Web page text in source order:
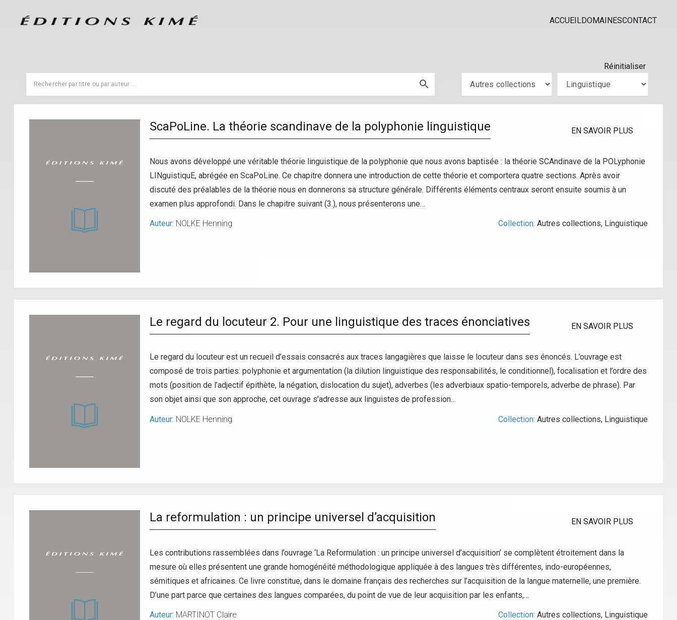
ACCUEILDOMAINESCONTACT
Réinitialiser
ScaPoLine. La théorie scandinave de la polyphonie linguistique EN SAVOIR PLUS
Nous avons développé une véritable théorie linguistique de la polyphonie que nous avons baptisée : la théorie SCAndinave de la POLyphonie
LINguistiquE, abrégée en ScaPoLine. Ce chapitre donnera une introduction de cette théorie et comportera quatre sections. Après avoir
discuté des préalables de la théorie nous en donnerons sa structure générale. Différents éléments centraux seront ensuite soumis à un
examen plus approfondi. Dans le chapitre suivant (3.), nous présenterons une…
Auteur: NOLKE Henning Collection: Autres collections, Linguistique
Le regard du locuteur 2. Pour une linguistique des traces énonciatives EN SAVOIR PLUS
Le regard du locuteur est un recueil d’essais consacrés aux traces langagières que laisse le locuteur dans ses énoncés. L’ouvrage est
composé de trois parties: polyphonie et argumentation (la dilution linguistique des responsabilités, le conditionnel), focalisation et l’ordre des
mots (position de l’adjectif épithète, la négation, dislocation du sujet), adverbes (les adverbiaux spatio-temporels, adverbe de phrase). Par
son objet ainsi que son approche, cet ouvrage s’adresse aux linguistes de profession…
Auteur: NOLKE Henning Collection: Autres collections, Linguistique
La reformulation : un principe universel d’acquisition EN SAVOIR PLUS
Les contributions rassemblées dans l’ouvrage ‘La Reformulation : un principe universel d’acquisition’ se complètent étroitement dans la
mesure où elles présentent une grande homogénéité méthodologique appliquée à des langues très différentes, indo-européennes,
sémitiques et africaines. Ce livre constitue, dans le domaine français des recherches sur l’acquisition de la langue maternelle, une première.
D’une part parce que certaines des langues comparées, du point de vue de leur acquisition par les enfants,…
Auteur: MARTINOT Claire Collection: Autres collections, Linguistique